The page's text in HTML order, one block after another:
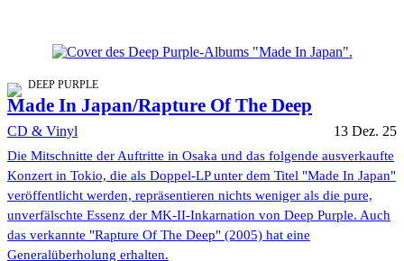
DEEP PURPLE
Made In Japan/Rapture Of The Deep
CD & Vinyl 13 Dez. 25
Die Mitschnitte der Auftritte in Osaka und das folgende ausverkaufte
Konzert in Tokio, die als Doppel-LP unter dem Titel "Made In Japan"
veröffentlicht werden, repräsentieren nichts weniger als die pure,
unverfälschte Essenz der MK-II-Inkarnation von Deep Purple. Auch
das verkannte "Rapture Of The Deep" (2005) hat eine
Generalüberholung erhalten.